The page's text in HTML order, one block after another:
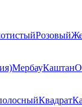
Розовый
МербауКаштан
Квадрат